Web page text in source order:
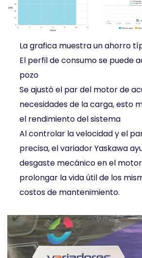
La grafica muestra un ahorro
El perfil de consumo se puede
pozo
Se ajustó el par del motor de
necesidades de la carga, esto
el rendimiento del sistema
Al controlar la velocidad y el
precisa, el variador Yaskawa
desgaste mecánico en el
prolongar la vida útil de los
costos de mantenimiento.